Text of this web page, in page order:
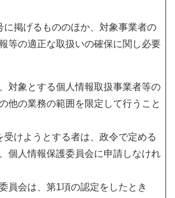
掲げるもののほか、対象事業者の
等の適正な取扱いの確保に関し必要
対象とする個人情報取扱事業者等の
他の業務の範囲を限定して行うこと
けようとする者は、政令で定める
個人情報保護委員会に申請しなけれ
員会は、第1項の認定をしたとき